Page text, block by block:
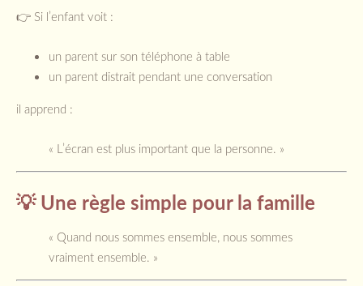
👉 Si l’enfant voit :
un parent sur son téléphone à table
un parent distrait pendant une conversation
il apprend :
« L’écran est plus important que la personne. »
💡 Une règle simple pour la famille
« Quand nous sommes ensemble, nous sommes
vraiment ensemble. »